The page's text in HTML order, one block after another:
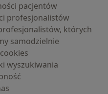
pacjentów
profesjonalistów
których
samodzielnie
wyszukiwania